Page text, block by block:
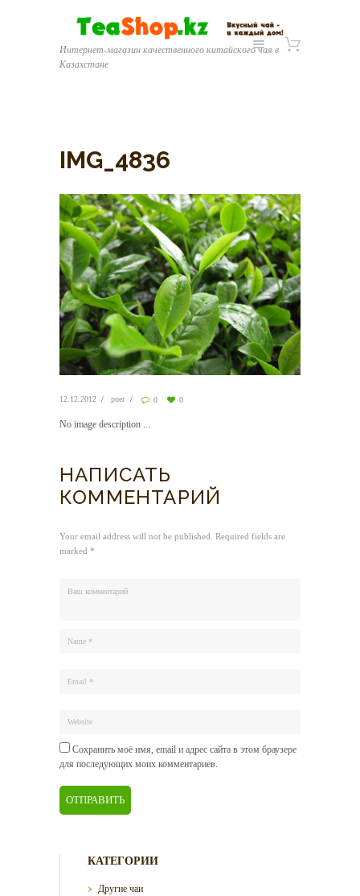
Интернет-магазин качественного китайского чая в
Казахстане
IMG_4836
12.12.2012 puer 0 0
No image description ...
НАПИСАТЬ
КОММЕНТАРИЙ
Your email address will not be published. Required fields are
marked *
Сохранить моё имя, email и адрес сайта в этом браузере
для последующих моих комментариев.
КАТЕГОРИИ
Другие чаи